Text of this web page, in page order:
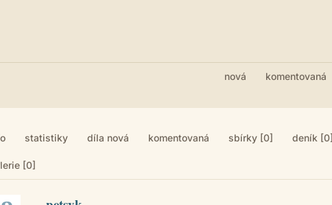
nová komentovaná
statistiky díla nová komentovaná sbírky [0] deník [0]
[0]